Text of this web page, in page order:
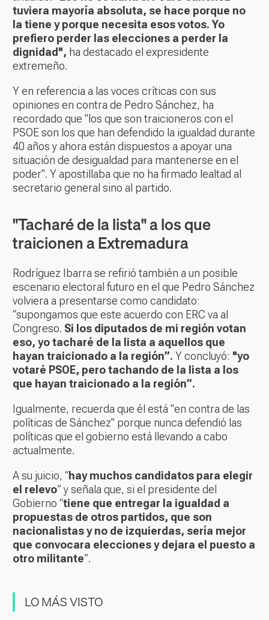
tuviera mayoría absoluta, se hace porque no
la tiene y porque necesita esos votos. Yo
prefiero perder las elecciones a perder la
dignidad", ha destacado el expresidente
extremeño.
Y en referencia a las voces críticas con sus
opiniones en contra de Pedro Sánchez, ha
recordado que "los que son traicioneros con el
PSOE son los que han defendido la igualdad durante
40 años y ahora están dispuestos a apoyar una
situación de desigualdad para mantenerse en el
poder". Y apostillaba que no ha firmado lealtad al
secretario general sino al partido.
"Tacharé de la lista" a los que
traicionen a Extremadura
Rodríguez Ibarra se refirió también a un posible
escenario electoral futuro en el que Pedro Sánchez
volviera a presentarse como candidato:
“supongamos que este acuerdo con ERC va al
Congreso. Si los diputados de mi región votan
eso, yo tacharé de la lista a aquellos que
hayan traicionado a la región”. Y concluyó: "yo
votaré PSOE, pero tachando de la lista a los
que hayan traicionado a la región”.
Igualmente, recuerda que él está "en contra de las
políticas de Sánchez" porque nunca defendió las
políticas que el gobierno está llevando a cabo
actualmente.
A su juicio, “hay muchos candidatos para elegir
el relevo” y señala que, si el presidente del
Gobierno “tiene que entregar la igualdad a
propuestas de otros partidos, que son
nacionalistas y no de izquierdas, sería mejor
que convocara elecciones y dejara el puesto a
otro militante”.
LO MÁS VISTO